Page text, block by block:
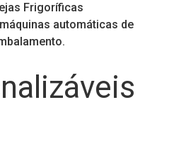
Frigoríficas
automáticas de